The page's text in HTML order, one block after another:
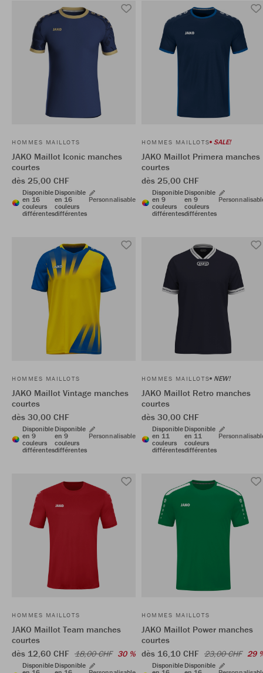
HOMMES MAILLOTS
JAKO Maillot Iconic manches
courtes
dès 25,00 CHF
Disponible
en 16
couleurs
différentes
Disponible
en 16
couleurs
différentes
Personnalisable
HOMMES MAILLOTS SALE!
JAKO Maillot Primera manches
courtes
dès 25,00 CHF
Disponible
en 9
couleurs
différentes
Disponible
en 9
couleurs
différentes
HOMMES MAILLOTS
JAKO Maillot Vintage manches
courtes
dès 30,00 CHF
Disponible
en 9
couleurs
différentes
Disponible
en 9
couleurs
différentes
Personnalisable
HOMMES MAILLOTS NEW!
JAKO Maillot Retro manches
courtes
dès 30,00 CHF
Disponible
en 11
couleurs
différentes
Disponible
en 11
couleurs
différentes
HOMMES MAILLOTS
JAKO Maillot Team manches
courtes
dès 12,60 CHF 18,00 CHF 30 %
Disponible Disponible
HOMMES MAILLOTS
JAKO Maillot Power manches
courtes
dès 16,10 CHF 23,00 CHF 29
Disponible Disponible